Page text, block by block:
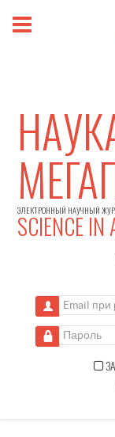
ЭЛЕКТРОННЫЙ НАУЧНЫЙ
SCIENCE IN
Email при
Пароль